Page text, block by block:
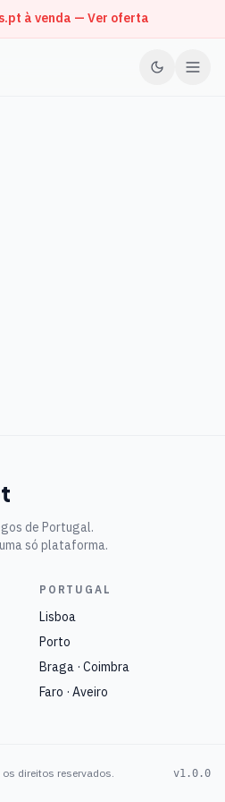
à venda — Ver oferta
de Portugal.
só plataforma.
PORTUGAL
Lisboa
Porto
Braga · Coimbra
Faro · Aveiro
direitos reservados. v1.0.0